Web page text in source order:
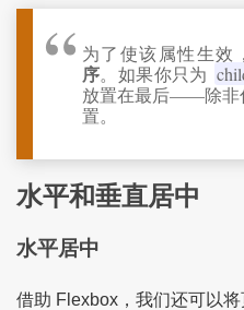
为了使该属性生效
序。如果你只为
放置在最后——除非
置。
水平和垂直居中
水平居中
借助 Flexbox，我们还可以